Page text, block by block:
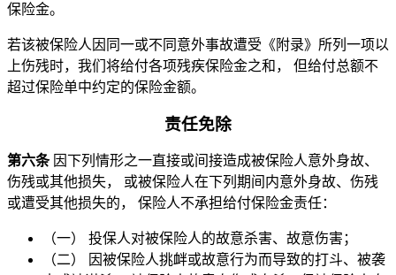
保险金。
若该被保险人因同一或不同意外事故遭受《附录》所列一项以
上伤残时，我们将给付各项残疾保险金之和， 但给付总额不
超过保险单中约定的保险金额。
责任免除
第六条因下列情形之一直接或间接造成被保险人意外身故、
伤残或其他损失， 或被保险人在下列期间内意外身故、伤残
或遭受其他损失的， 保险人不承担给付保险金责任：
（一） 投保人对被保险人的故意杀害、故意伤害；
（二） 因被保险人挑衅或故意行为而导致的打斗、被袭